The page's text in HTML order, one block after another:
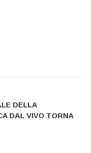
DELLA
DAL VIVO TORNA